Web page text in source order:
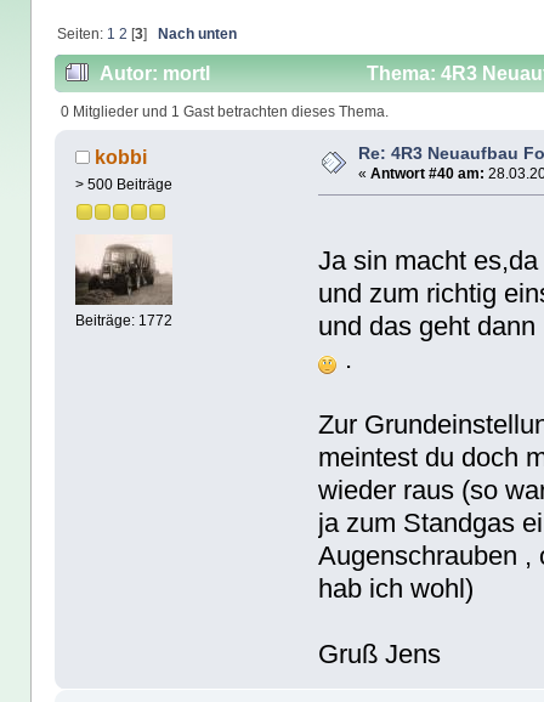
Seiten: 1 2 [3] Nach unten
Autor: mortl Thema: 4R3
0 Mitglieder und 1 Gast betrachten dieses Thema.
kobbi
> 500 Beiträge
Beiträge: 1772
Re: 4R3 Neuaufbau
« Antwort #40 am:
Ja sin macht
und zum richtig
und das geht
.
Zur
meintest du doch
wieder raus (so
ja zum Standgas
Augenschrauben ,
hab ich wohl)
Gruß Jens